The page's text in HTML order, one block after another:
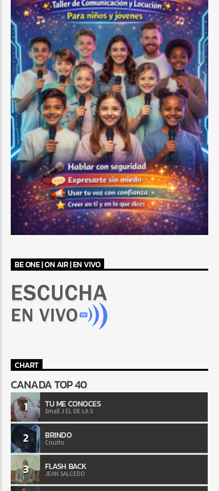
BE ONE | ON AIR | EN VIVO
CHART
CANADA TOP 40
1 TU ME CONOCES
Small J EL DE LA S
2 BRINDO
Cruzito
3 FLASH BACK
JEAN SALCEDO